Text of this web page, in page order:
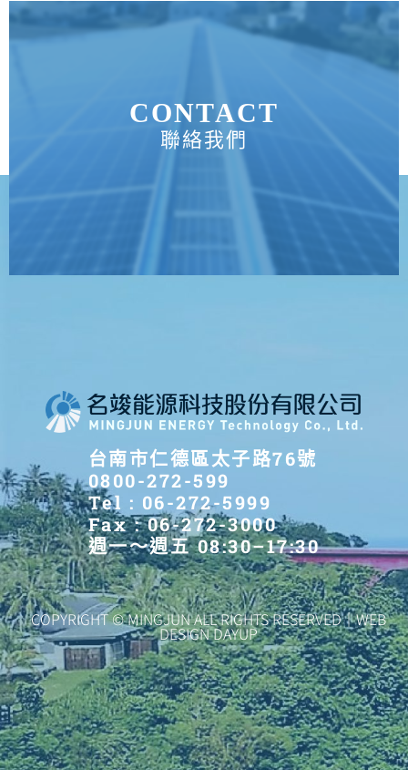
CONTACT
聯絡我們
台南市仁德區太子路76號
0800-272-599
Tel : 06-272-5999
Fax : 06-272-3000
週一～週五 08:30–17:30
COPYRIGHT © MINGJUN ALL RIGHTS RESERVED｜WEB
DESIGN DAYUP